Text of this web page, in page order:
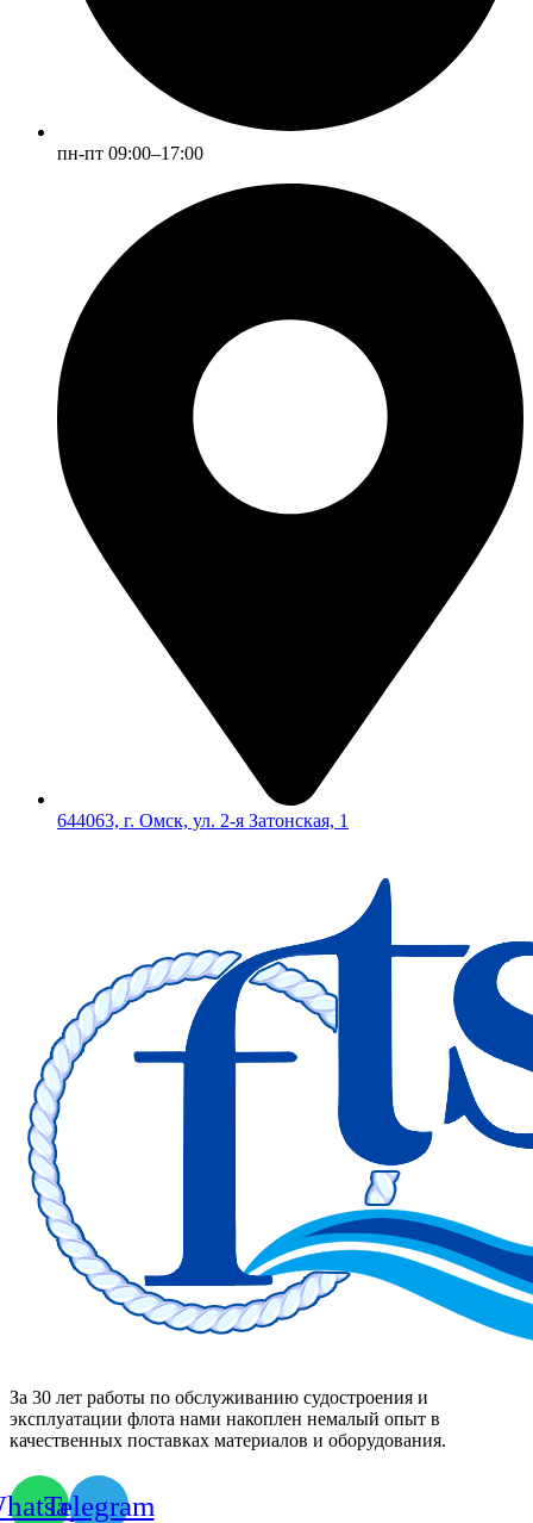
пн-пт 09:00–17:00
644063, г. Омск, ул. 2-я Затонская, 1
За 30 лет работы по обслуживанию судостроения и
эксплуатации флота нами накоплен немалый опыт в
качественных поставках материалов и оборудования.
Telegram